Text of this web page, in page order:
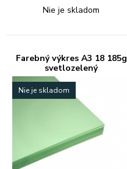
Nie je skladom
Farebný výkres A3 18 185g
svetlozelený
Nie je skladom